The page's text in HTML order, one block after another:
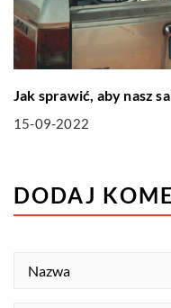
Jak sprawić, aby nasz
15-09-2022
DODAJ